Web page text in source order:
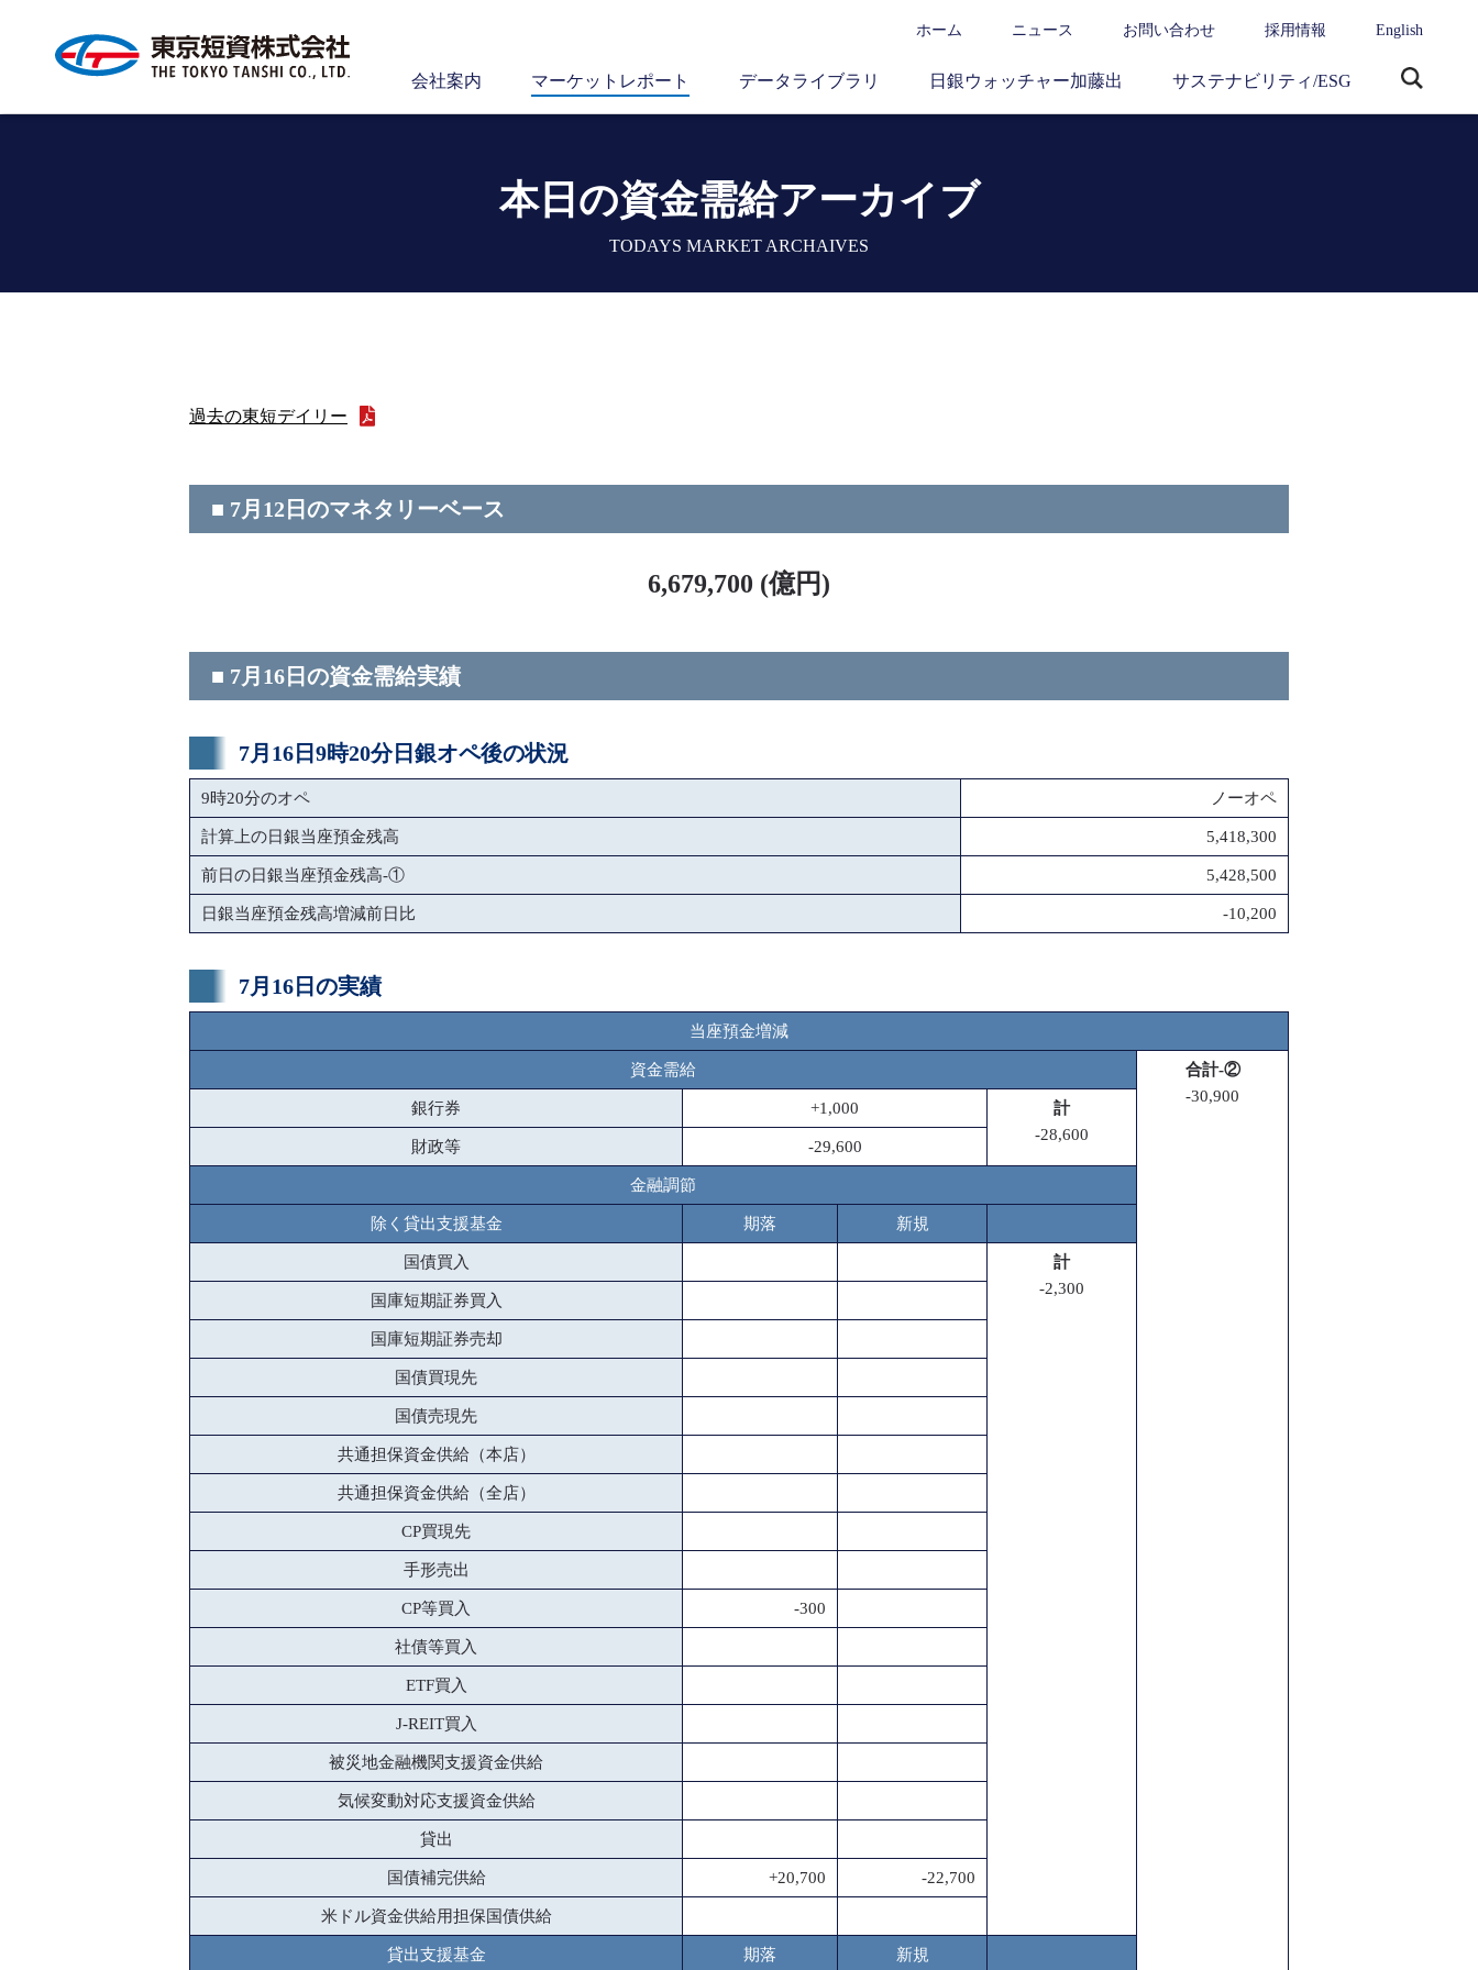
ホーム ニュース お問い合わせ 採用情報 English
会社案内 マーケットレポート データライブラリ 日銀ウォッチャー加藤出 サステナビリティ/ESG
本日の資金需給アーカイブ
TODAYS MARKET ARCHAIVES
過去の東短デイリー
■ 7月12日のマネタリーベース
6,679,700 (億円)
■ 7月16日の資金需給実績
7月16日9時20分日銀オペ後の状況
9時20分のオペ ノーオペ
計算上の日銀当座預金残高 5,418,300
前日の日銀当座預金残高-① 5,428,500
日銀当座預金残高増減前日比 -10,200
7月16日の実績
当座預金増減
資金需給
合計-②
-30,900
銀行券 +1,000
計
-28,600
財政等 -29,600
金融調節
除く貸出支援基金 期落 新規
国債買入
計
-2,300
国庫短期証券買入
国庫短期証券売却
国債買現先
国債売現先
共通担保資金供給（本店）
共通担保資金供給（全店）
CP買現先
手形売出
CP等買入 -300
社債等買入
ETF買入
J-REIT買入
被災地金融機関支援資金供給
気候変動対応支援資金供給
貸出
国債補完供給 +20,700 -22,700
米ドル資金供給用担保国債供給
貸出支援基金 期落 新規